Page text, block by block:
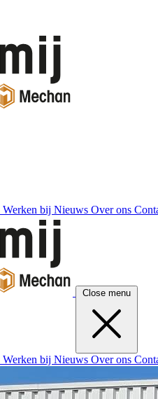
Werken bij Nieuws Over ons
Close menu
Werken bij Nieuws Over ons